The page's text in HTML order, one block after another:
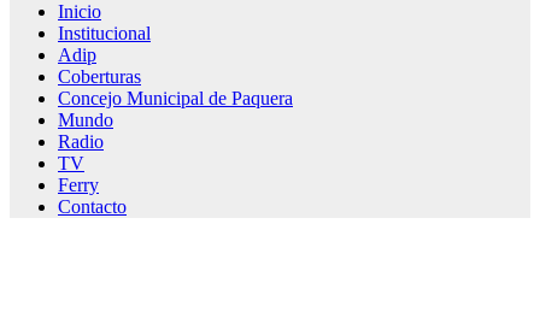
Inicio
Institucional
Adip
Coberturas
Concejo Municipal de Paquera
Mundo
Radio
TV
Ferry
Contacto